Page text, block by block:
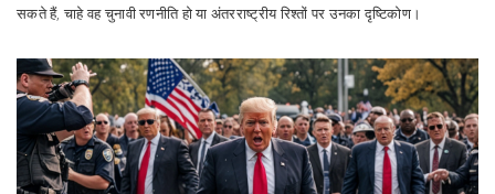
सकते हैं, चाहे वह चुनावी रणनीति हो या अंतरराष्ट्रीय रिश्तों पर उनका दृष्टिकोण।